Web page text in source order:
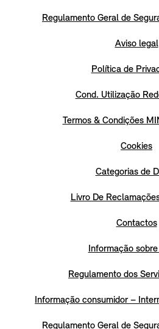
Regulamento Geral de
Aviso legal
Política de
Cond. Utilização
Termos & Condições
Cookies
Categorias de
Livro De
Contactos
Informação
Regulamento dos
Informação consumidor –
Regulamento Geral de